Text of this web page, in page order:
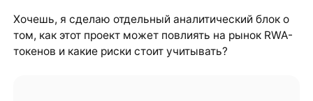
Хочешь, я сделаю отдельный аналитический блок о
том, как этот проект может повлиять на рынок RWA-
токенов и какие риски стоит учитывать?